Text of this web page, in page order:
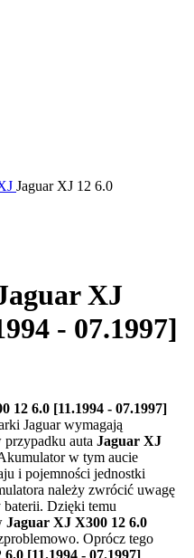
Jaguar XJ 12 6.0
XJ
- 07.1997]
12 6.0 [11.1994 - 07.1997]
Jaguar wymagają
przypadku auta Jaguar XJ
w tym aucie
i pojemności jednostki
należy zwrócić uwagę
Dzięki temu
Jaguar XJ X300 12 6.0
Oprócz tego